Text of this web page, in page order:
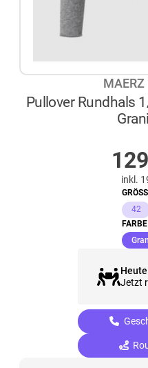
Pullover Rundhals
inkl.
GRÖSSE
42
FARBE
Jetzt